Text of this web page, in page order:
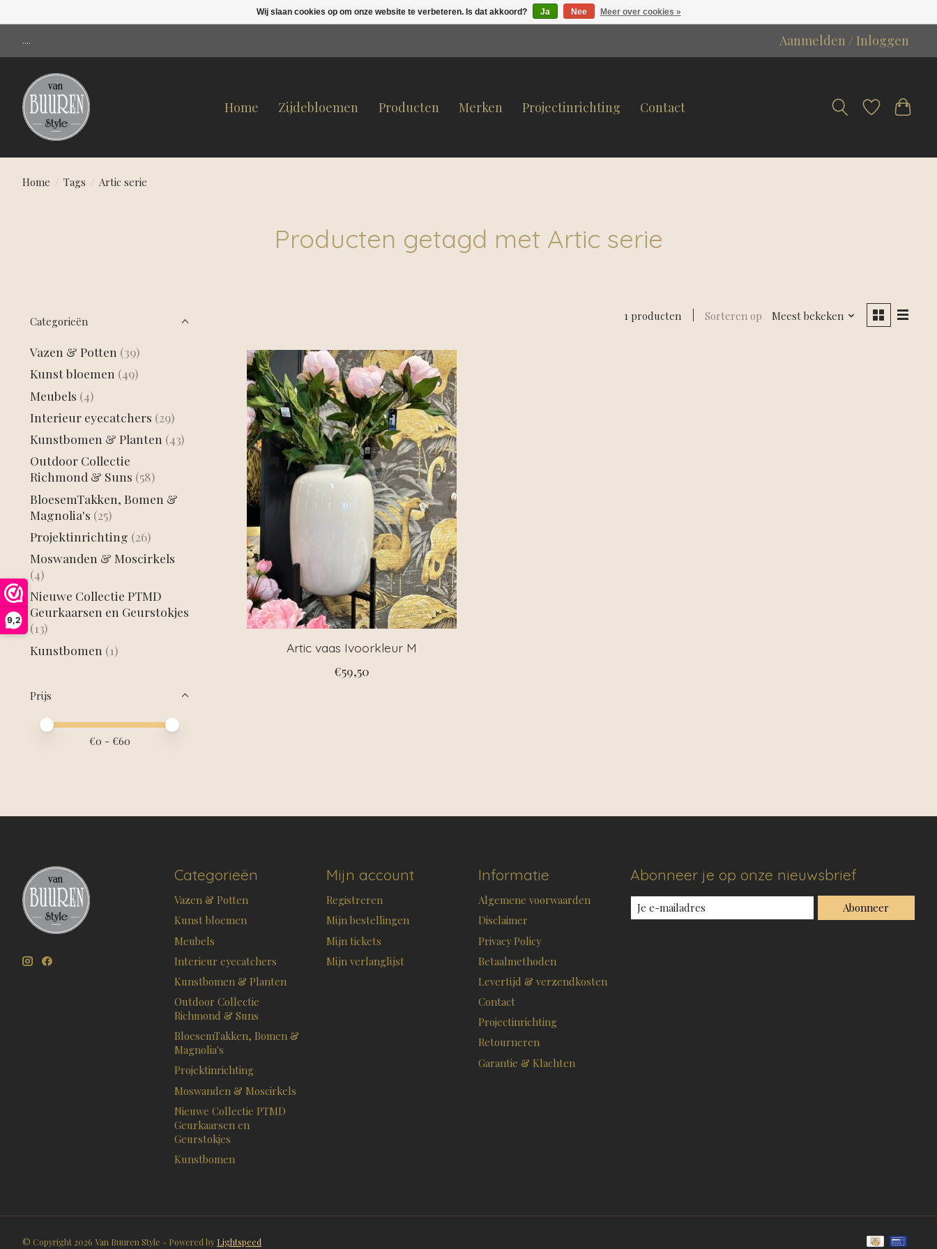
9,2
.... Aanmelden / Inloggen
Home Zijdebloemen Producten Merken Projectinrichting Contact
Home / Tags / Artic serie
Producten getagd met Artic serie
Categorieën
Vazen & Potten (39)
Kunst bloemen (49)
Meubels (4)
Interieur eyecatchers (29)
Kunstbomen & Planten (43)
Outdoor Collectie
Richmond & Suns (58)
BloesemTakken, Bomen &
Magnolia's (25)
Projektinrichting (26)
Moswanden & Moscirkels
(4)
Nieuwe Collectie PTMD
Geurkaarsen en Geurstokjes
(13)
Kunstbomen (1)
Prijs
Minimale prijswaarde
Price maximum value
€0 - €60
1 producten Sorteren op Meest bekeken
Artic vaas Ivoorkleur M
€59,50
Categorieën
Vazen & Potten
Kunst bloemen
Meubels
Interieur eyecatchers
Kunstbomen & Planten
Outdoor Collectie
Richmond & Suns
BloesemTakken, Bomen &
Magnolia's
Projektinrichting
Moswanden & Moscirkels
Nieuwe Collectie PTMD
Geurkaarsen en
Geurstokjes
Kunstbomen
Mijn account
Registreren
Mijn bestellingen
Mijn tickets
Mijn verlanglijst
Informatie
Algemene voorwaarden
Disclaimer
Privacy Policy
Betaalmethoden
Levertijd & verzendkosten
Contact
Projectinrichting
Retourneren
Garantie & Klachten
Abonneer je op onze nieuwsbrief
Abonneer
© Copyright 2026 Van Buuren Style - Powered by Lightspeed
Wij slaan cookies op om onze website te verbeteren. Is dat akkoord? Ja Nee Meer over cookies »